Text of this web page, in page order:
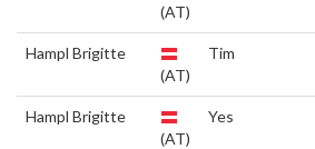
(AT)
Hampl Brigitte
(AT)
Tim
Hampl Brigitte
(AT)
Yes